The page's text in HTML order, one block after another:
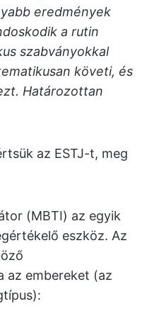
eredmények
a rutin
szabványokkal
követi, és
Határozottan
az ESTJ-t, meg
(MBTI) az egyik
eszköz. Az
az embereket (az